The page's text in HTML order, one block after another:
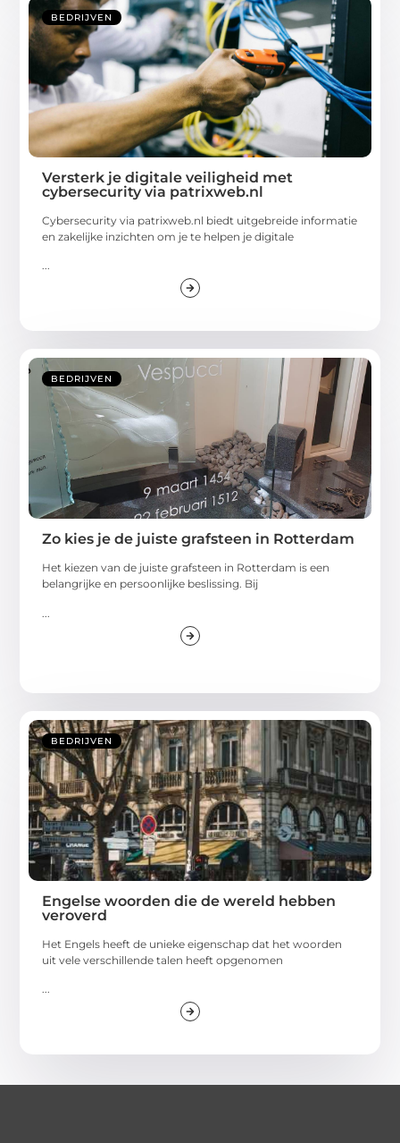
BEDRIJVEN
Versterk je digitale veiligheid met
cybersecurity via patrixweb.nl
Cybersecurity via patrixweb.nl biedt uitgebreide informatie
en zakelijke inzichten om je te helpen je digitale
...
BEDRIJVEN
Zo kies je de juiste grafsteen in Rotterdam
Het kiezen van de juiste grafsteen in Rotterdam is een
belangrijke en persoonlijke beslissing. Bij
BEDRIJVEN
Engelse woorden die de wereld hebben
veroverd
Het Engels heeft de unieke eigenschap dat het woorden
uit vele verschillende talen heeft opgenomen
...